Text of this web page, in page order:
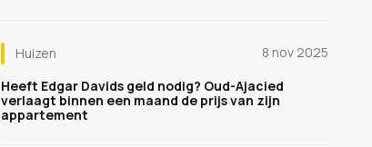
Huizen
8 nov 2025
Heeft Edgar Davids geld nodig? Oud-Ajacied
verlaagt binnen een maand de prijs van zijn
appartement